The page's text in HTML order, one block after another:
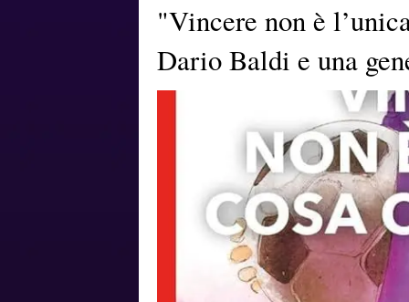
"Vincere non è
Dario Baldi e una